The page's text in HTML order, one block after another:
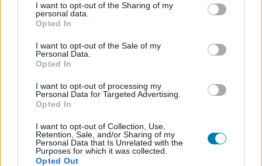
not limited to your visit or usage behaviour. You may click to
grant or deny consent to Google and its third-party tags to
use your data for below specified purposes in below Google
consent section.
I want to opt-out of the Sharing of my
personal data.
Opted In
I want to opt-out of the Sale of my
Personal Data.
Opted In
I want to opt-out of processing my
Personal Data for Targeted Advertising.
Opted In
I want to opt-out of Collection, Use,
Retention, Sale, and/or Sharing of my
Personal Data that Is Unrelated with the
Purposes for which it was collected.
Opted Out
most úgy döntött, hogy egy közvetlen feldolgozás
helyett csak Aincrad palotáját építi fel, és elereszti benne
az egyedi karaktereinket. Tulajdonképpen egy offline
RPG formájában, de rekreálták az SAO-t, mi pedig ott
voltunk az elsők között, hogy kipróbálhassuk, milyen is
lenne ez egy valódi videójátékként.
A kóstoló